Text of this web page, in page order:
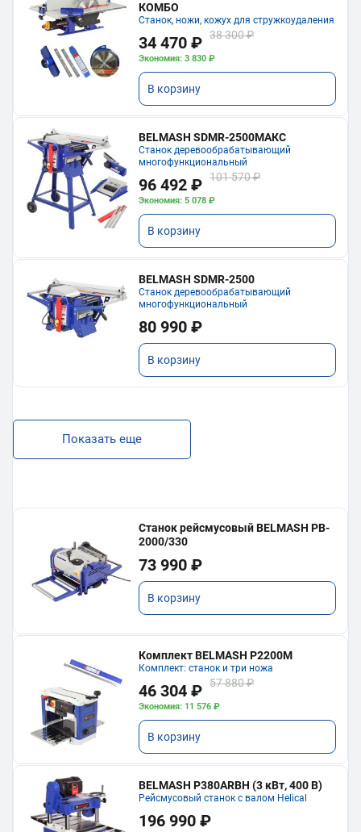
КОМБО
Станок, ножи, кожух для стружкоудаления
34 470 ₽ 38 300 ₽
Экономия: 3 830 ₽
В корзину
BELMASH SDMR-2500МАКС
Станок деревообрабатывающий
многофункциональный
96 492 ₽ 101 570 ₽
Экономия: 5 078 ₽
В корзину
BELMASH SDMR-2500
Станок деревообрабатывающий
многофункциональный
80 990 ₽
В корзину
Показать еще
Станок рейсмусовый BELMASH PB-
2000/330
73 990 ₽
В корзину
Комплект BELMASH P2200M
Комплект: станок и три ножа
46 304 ₽ 57 880 ₽
Экономия: 11 576 ₽
В корзину
BELMASH P380ARBH (3 кВт, 400 В)
Рейсмусовый станок с валом Helical
196 990 ₽